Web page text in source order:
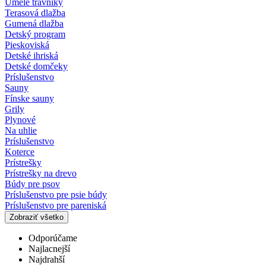
Terasová dlažba
Gumená dlažba
Detský program
Pieskoviská
Detské ihriská
Detské domčeky
Príslušenstvo
Sauny
Fínske sauny
Grily
Plynové
Na uhlie
Príslušenstvo
Koterce
Prístrešky
Prístrešky na drevo
Búdy pre psov
Príslušenstvo pre psie búdy
Príslušenstvo pre pareniská
Zobraziť všetko
Odporúčame
Najlacnejší
Najdrahší